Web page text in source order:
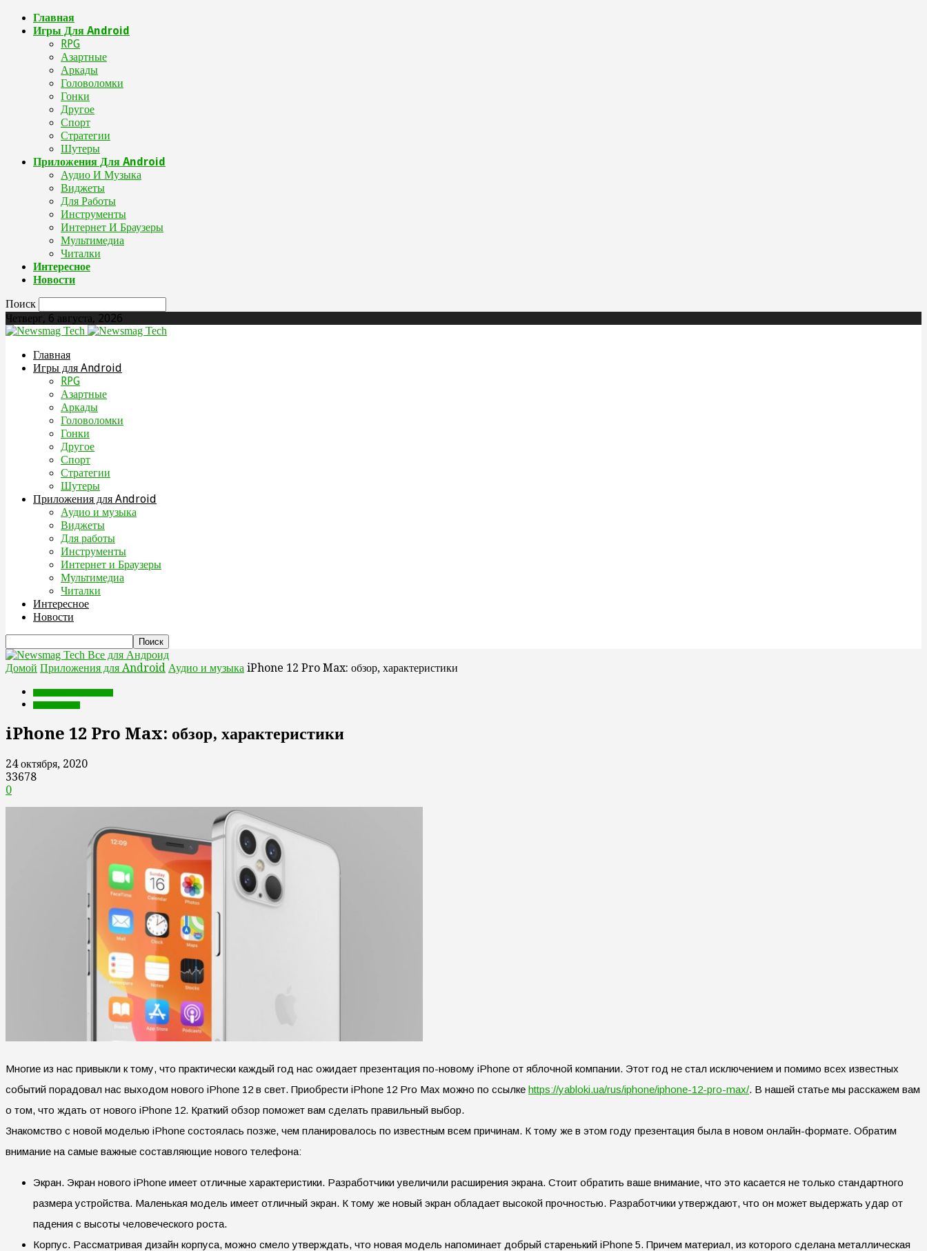
Главная
Игры Для Android
RPG
Азартные
Аркады
Головоломки
Гонки
Другое
Спорт
Стратегии
Шутеры
Приложения Для Android
Аудио И Музыка
Виджеты
Для Работы
Инструменты
Интернет И Браузеры
Мультимедиа
Читалки
Интересное
Новости
Поиск
Четверг, 6 августа, 2026
Главная
Игры для Android
RPG
Азартные
Аркады
Головоломки
Гонки
Другое
Спорт
Стратегии
Шутеры
Приложения для Android
Аудио и музыка
Виджеты
Для работы
Инструменты
Интернет и Браузеры
Мультимедиа
Читалки
Интересное
Новости
Все для Андроид
Домой Приложения для Android Аудио и музыка iPhone 12 Pro Max: обзор, характеристики
iPhone 12 Pro Max: обзор, характеристики
24 октября, 2020
33678
0
Многие из нас привыкли к тому, что практически каждый год нас ожидает презентация по-новому iPhone от яблочной компании. Этот год не стал исключением и помимо всех известных
событий порадовал нас выходом нового iPhone 12 в свет. Приобрести iPhone 12 Pro Max можно по ссылке https://yabloki.ua/rus/iphone/iphone-12-pro-max/. В нашей статье мы расскажем вам
о том, что ждать от нового iPhone 12. Краткий обзор поможет вам сделать правильный выбор.
Знакомство с новой моделью iPhone состоялась позже, чем планировалось по известным всем причинам. К тому же в этом году презентация была в новом онлайн-формате. Обратим
внимание на самые важные составляющие нового телефона:
Экран. Экран нового iPhone имеет отличные характеристики. Разработчики увеличили расширения экрана. Стоит обратить ваше внимание, что это касается не только стандартного
размера устройства. Маленькая модель имеет отличный экран. К тому же новый экран обладает высокой прочностью. Разработчики утверждают, что он может выдержать удар от
падения с высоты человеческого роста.
Корпус. Рассматривая дизайн корпуса, можно смело утверждать, что новая модель напоминает добрый старенький iPhone 5. Причем материал, из которого сделана металлическая